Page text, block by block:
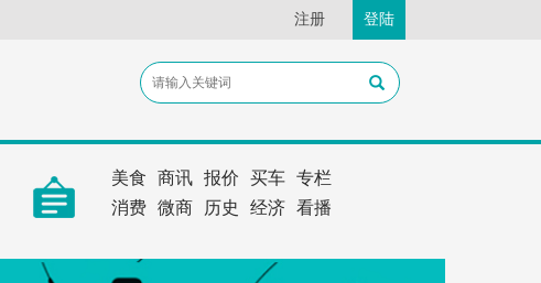
注册 登陆
美食 商讯 报价 买车 专栏
消费 微商 历史 经济 看播